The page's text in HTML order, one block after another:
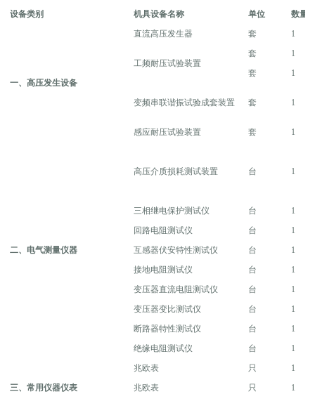
设备类别 机具设备名称 单位 数量
一、高压发生设备
直流高压发生器 套 1
工频耐压试验装置
套
1
套
1
变频串联谐振试验成套装置 套 1
感应耐压试验装置 套 1
二、电气测量仪器
高压介质损耗测试装置 台 1
三相继电保护测试仪 台
1
回路电阻测试仪
台
1
互感器伏安特性测试仪
台
1
接地电阻测试仪
台
1
变压器直流电阻测试仪
台
1
变压器变比测试仪
台
1
断路器特性测试仪
台
1
绝缘电阻测试仪
台 1
三、常用仪器仪表
兆欧表 只
1
兆欧表
只
1